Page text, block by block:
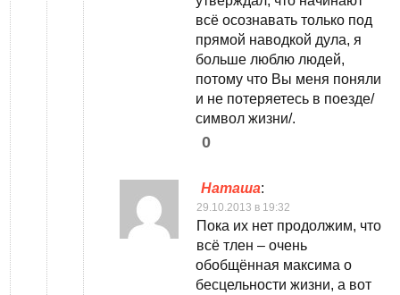
всё осознавать только под
прямой наводкой дула, я
больше люблю людей,
потому что Вы меня поняли
и не потеряетесь в поезде/
символ жизни/.
0
Наташа:
29.10.2013 в 19:32
Пока их нет продолжим, что
всё тлен – очень
обобщённая максима о
бесцельности жизни, а вот